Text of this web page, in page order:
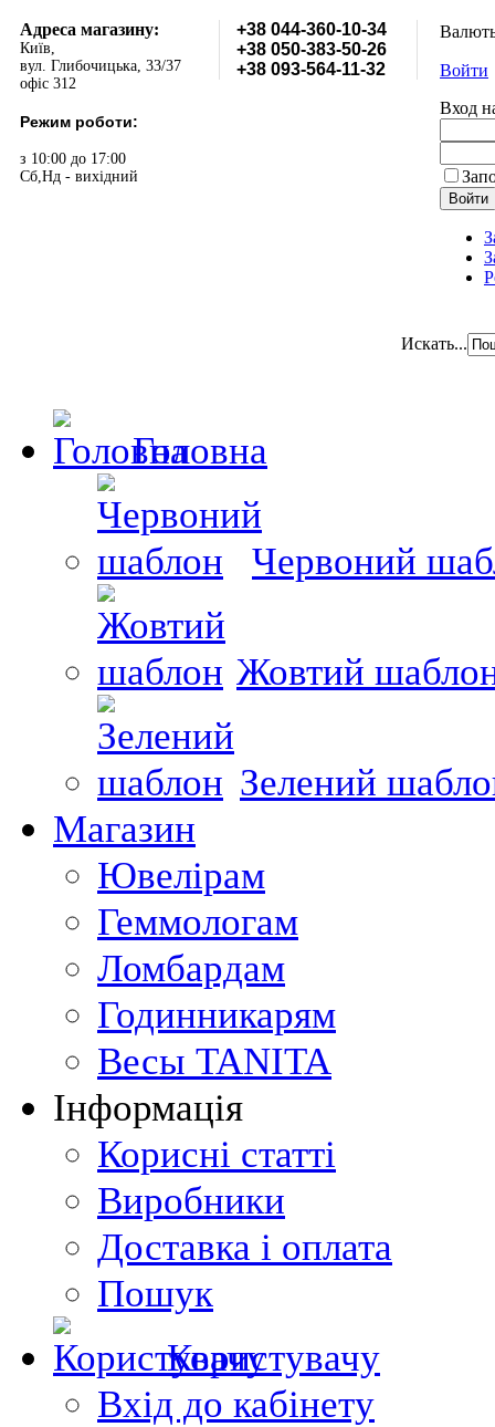
Адреса магазину:
Київ,
вул. Глибочицька, 33/37
офіс 312
Режим роботи:
з 10:00 до 17:00
Сб,Нд - вихідний
+38 044-360-10-34
+38 050-383-50-26
+38 093-564-11-32
Войти
Вход
Искать...
Головна
Червоний
Жовтий
Зелений
Магазин
Ювелірам
Геммологам
Ломбардам
Годинникарям
Весы TANITA
Інформація
Корисні статті
Виробники
Доставка і оплата
Пошук
Користувачу
Вхід до кабінету